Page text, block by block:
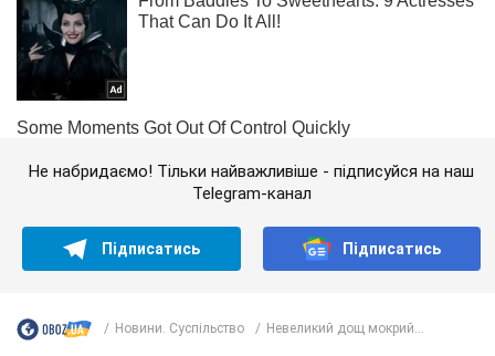
Не набридаємо! Тільки найважливіше - підписуйся на наш
Telegram-канал
Підписатись Підписатись
Новини. Суспільство Невеликий дощ мокрий...